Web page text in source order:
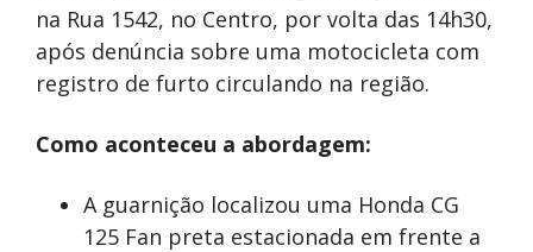
na Rua 1542, no Centro, por volta das 14h30,
após denúncia sobre uma motocicleta com
registro de furto circulando na região.
Como aconteceu a abordagem:
A guarnição localizou uma Honda CG
125 Fan preta estacionada em frente a